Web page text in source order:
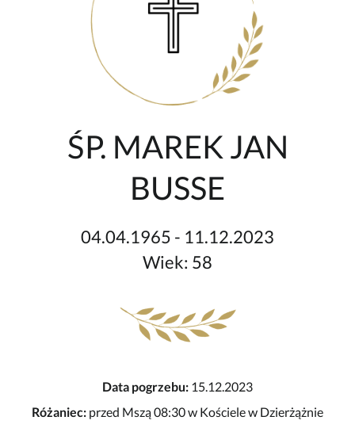
ŚP. MAREK JAN
BUSSE
04.04.1965 - 11.12.2023
Wiek: 58
Data pogrzebu: 15.12.2023
Różaniec: przed Mszą 08:30 w Kościele w Dzierżążnie